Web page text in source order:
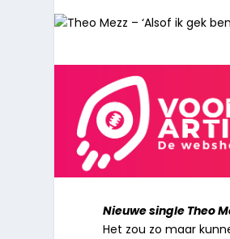
Nieuwe single Theo
Het zou zo maar